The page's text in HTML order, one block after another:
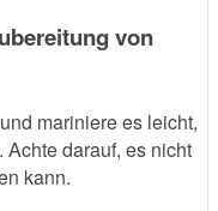
von
mariniere es leicht,
darauf, es nicht
kann.